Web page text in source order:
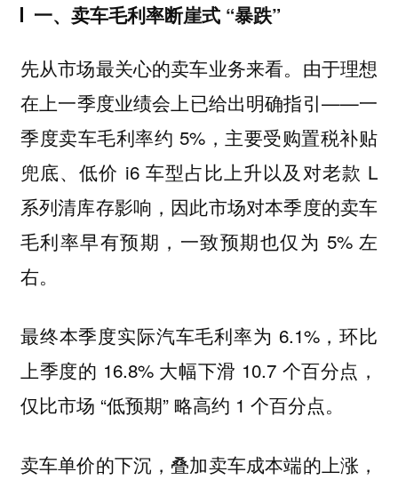
一、卖车毛利率断崖式 “暴跌”
先从市场最关心的卖车业务来看。由于理想
在上一季度业绩会上已给出明确指引——一
季度卖车毛利率约 5%，主要受购置税补贴
兜底、低价 i6 车型占比上升以及对老款 L
系列清库存影响，因此市场对本季度的卖车
毛利率早有预期，一致预期也仅为 5% 左
右。
最终本季度实际汽车毛利率为 6.1%，环比
上季度的 16.8% 大幅下滑 10.7 个百分点，
仅比市场 “低预期” 略高约 1 个百分点。
卖车单价的下沉，叠加卖车成本端的上涨，